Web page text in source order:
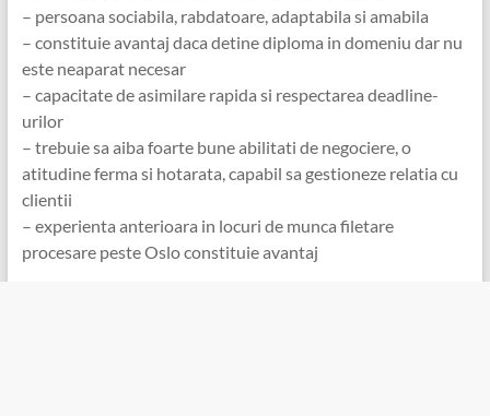
– persoana sociabila, rabdatoare, adaptabila si amabila
– constituie avantaj daca detine diploma in domeniu dar nu
este neaparat necesar
– capacitate de asimilare rapida si respectarea deadline-
urilor
– trebuie sa aiba foarte bune abilitati de negociere, o
atitudine ferma si hotarata, capabil sa gestioneze relatia cu
clientii
– experienta anterioara in locuri de munca filetare
procesare peste Oslo constituie avantaj